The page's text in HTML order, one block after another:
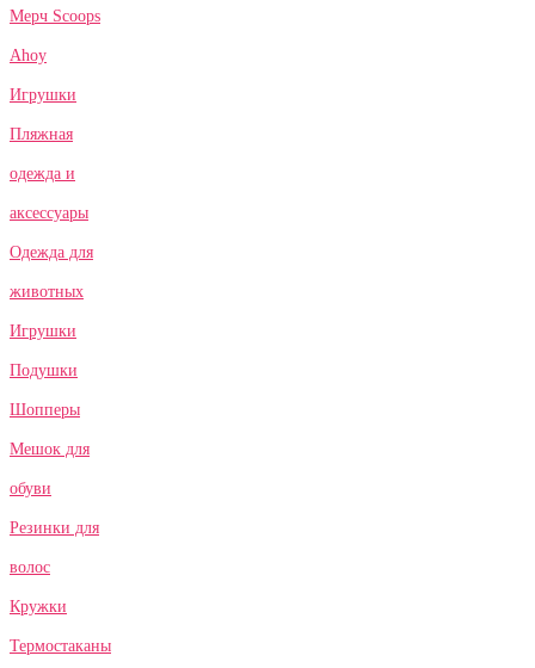
Мерч Scoops
Ahoy
Игрушки
Пляжная
одежда и
аксессуары
Одежда для
животных
Игрушки
Подушки
Шопперы
Мешок для
обуви
Резинки для
волос
Кружки
Термостаканы